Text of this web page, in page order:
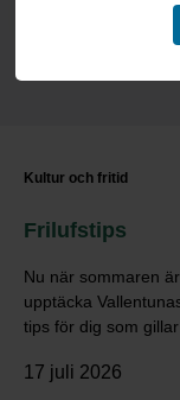
Kultur och fritid
Frilufstips
Nu när sommaren
upptäcka
tips för dig som gillar
17 juli 2026